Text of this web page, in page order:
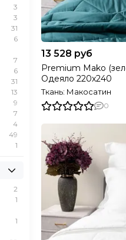
13 528 руб
Premium Mako
Одеяло 220х240
Ткань: Макосатин
0
31
6
2
3
3
31
6
7
6
31
13
9
7
4
49
1
38
4
2
1
1